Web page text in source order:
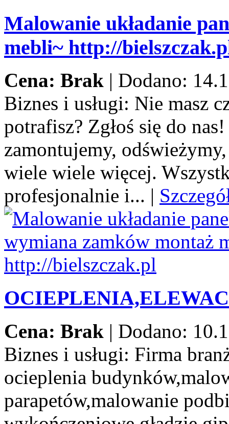
Malowanie układanie
mebli~ http://
Cena: Brak | Dodano:
Biznes i usługi: Nie masz
potrafisz? Zgłoś się do
zamontujemy,
wiele wiele więcej.
profesjonalnie i... |
Cena: Brak | Dodano:
Biznes i usługi: Firma
ocieplenia
parapetów,malowanie